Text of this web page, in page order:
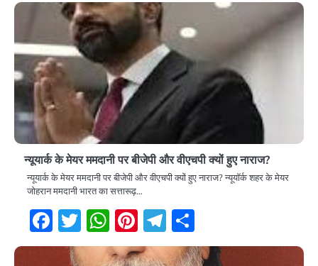
न्यूयार्क के मेयर ममदानी पर बीजेपी और वीएचपी क्यों हुए नाराज?
न्यूयार्क के मेयर ममदानी पर बीजेपी और वीएचपी क्यों हुए नाराज? न्यूयॉर्क शहर के मेयर
जोहरान ममदानी भारत का सत्तारूढ़…
Facebook
Twitter
WhatsApp
Pinterest
Telegram